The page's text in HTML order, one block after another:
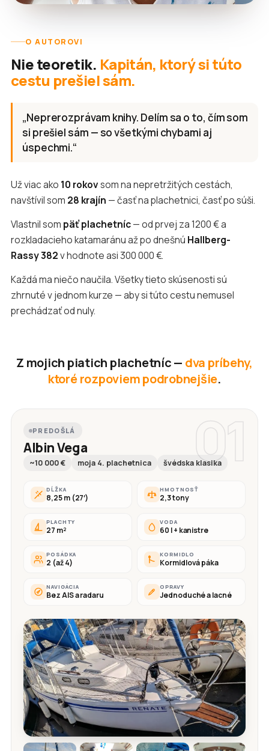
O AUTOROVI
Nie teoretik. Kapitán, ktorý si túto
cestu prešiel sám.
„Neprerozprávam knihy. Delím sa o to, čím som
si prešiel sám — so všetkými chybami aj
úspechmi.“
Už viac ako 10 rokovsom na nepretržitých cestách,
navštívil som 28 krajín — časť na plachetnici, časť po súši.
Vlastnil som päť plachetníc— od prvej za 1200 € a
rozkladacieho katamaránu až po dnešnú Hallberg-
Rassy 382v hodnote asi 300 000 €.
Každá ma niečo naučila. Všetky tieto skúsenosti sú
zhrnuté v jednom kurze — aby si túto cestu nemusel
prechádzať od nuly.
Z mojich piatich plachetníc — dva príbehy,
ktoré rozpoviem podrobnejšie.
01
PREDOŠLÁ
Albin Vega
~10 000 € moja 4. plachetnica švédska klasika
DĹŽKA
8,25 m (27′)
HMOTNOSŤ
2,3 tony
PLACHTY
27 m²
VODA
60 l + kanistre
POSÁDKA
2 (až 4)
KORMIDLO
Kormidlová páka
NAVIGÁCIA
Bez AIS a radaru
OPRAVY
Jednoduché a lacné